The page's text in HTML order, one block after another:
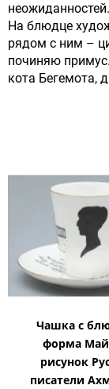
неожиданностей.
На блюдце
рядом с ним –
починяю
кота Бегемота,
Чашка с
форма
рисунок
писатели